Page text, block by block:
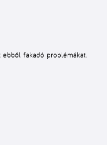
fakadó problémákat.